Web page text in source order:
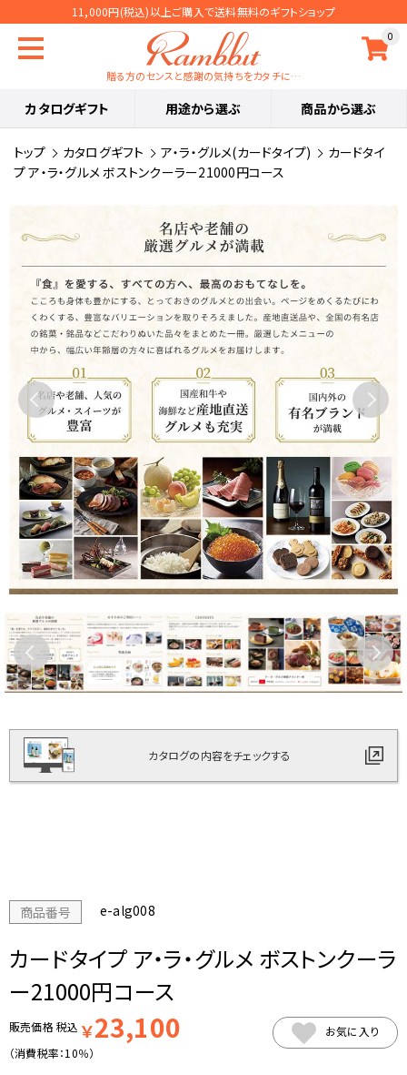
11,000円(税込)以上ご購入で送料無料のギフトショップ
0
贈る方のセンスと感謝の気持ちをカタチに…
カタログギフト 用途から選ぶ 商品から選ぶ
トップ カタログギフト ア・ラ・グルメ(カードタイプ)
カードタイ
プ ア・ラ・グルメ ボストンクーラー21000円コース
カタログの内容をチェックする
商品番号 e-alg008
カードタイプ ア・ラ・グルメ ボストンクーラ
ー21000円コース
販売価格税込 ￥23,100
（消費税率：10％）
お気に入り